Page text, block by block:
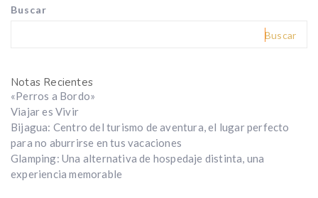
Buscar
Buscar
Notas Recientes
«Perros a Bordo»
Viajar es Vivir
Bijagua: Centro del turismo de aventura, el lugar perfecto
para no aburrirse en tus vacaciones
Glamping: Una alternativa de hospedaje distinta, una
experiencia memorable